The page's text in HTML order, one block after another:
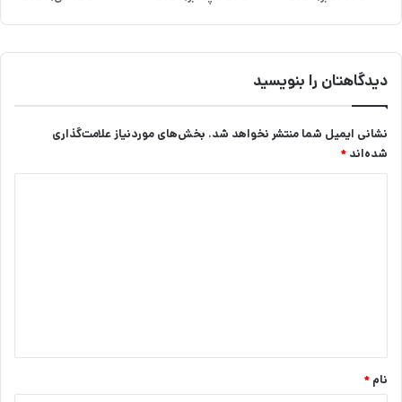
و
ر
ل
دیدگاهتان را بنویسید
نشانی ایمیل شما منتشر نخواهد شد. بخش‌های موردنیاز علامت‌گذاری
شده‌اند *
نام *